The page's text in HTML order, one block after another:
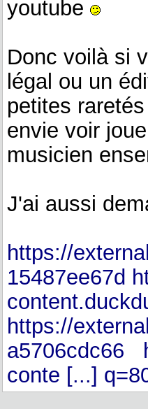
youtube
Donc voilà si
légal ou un
petites
envie voir
musicien
J'ai aussi
https://
15487ee67d
https://
a5706cdc66
conte [...]